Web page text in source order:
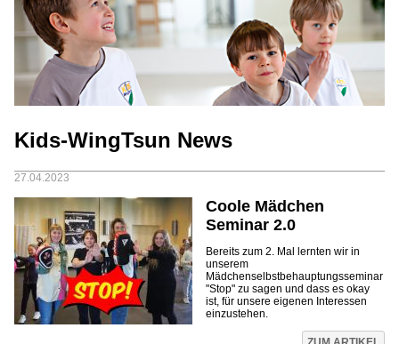
Kids-WingTsun News
27.04.2023
Coole Mädchen
Seminar 2.0
Bereits zum 2. Mal lernten wir in
unserem
Mädchenselbstbehauptungsseminar
"Stop" zu sagen und dass es okay
ist, für unsere eigenen Interessen
einzustehen.